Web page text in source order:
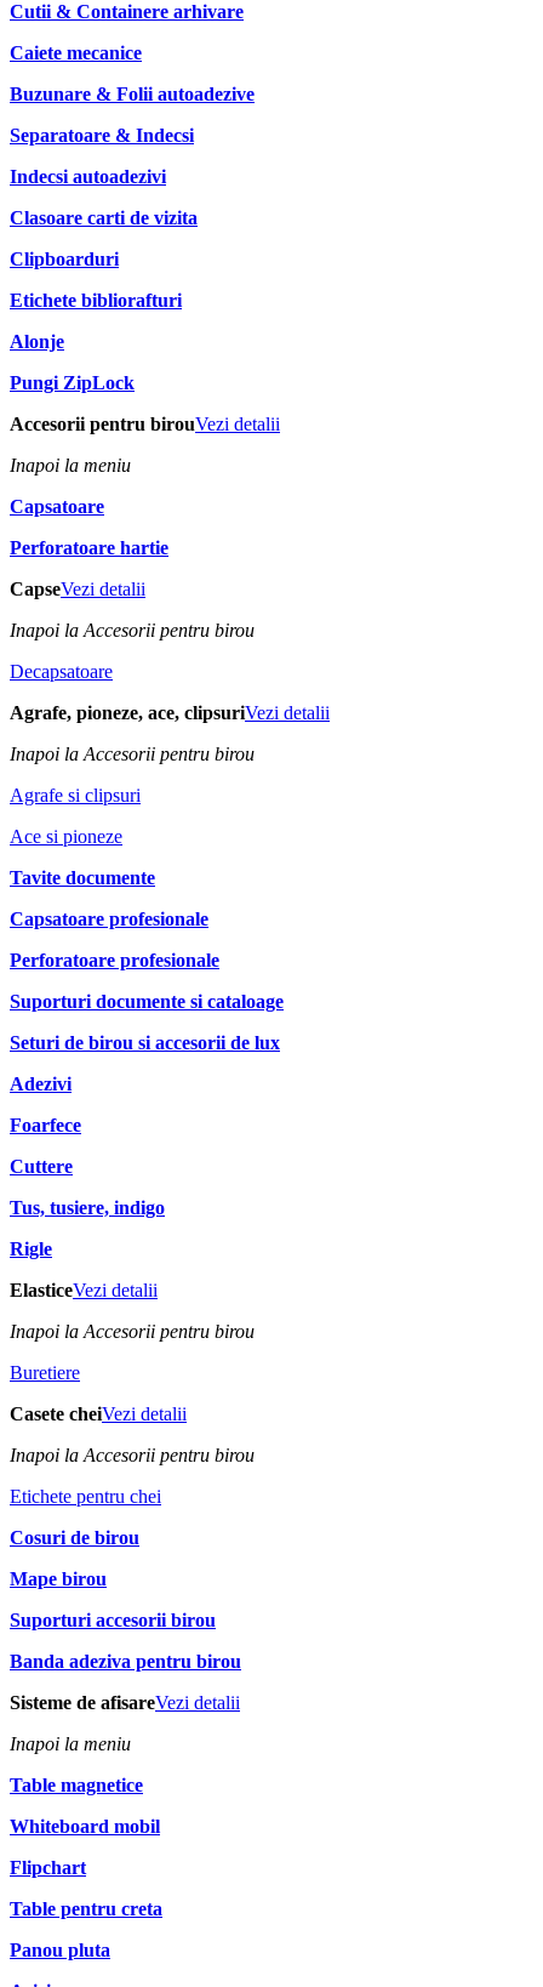
Cutii & Containere arhivare
Caiete mecanice
Buzunare & Folii autoadezive
Separatoare & Indecsi
Indecsi autoadezivi
Clasoare carti de vizita
Clipboarduri
Etichete bibliorafturi
Alonje
Pungi ZipLock
Accesorii pentru birouVezi detalii
Inapoi la meniu
Capsatoare
Perforatoare hartie
CapseVezi detalii
Inapoi la Accesorii pentru birou
Decapsatoare
Agrafe, pioneze, ace, clipsuriVezi detalii
Inapoi la Accesorii pentru birou
Agrafe si clipsuri
Ace si pioneze
Tavite documente
Capsatoare profesionale
Perforatoare profesionale
Suporturi documente si cataloage
Seturi de birou si accesorii de lux
Adezivi
Foarfece
Cuttere
Tus, tusiere, indigo
Rigle
ElasticeVezi detalii
Inapoi la Accesorii pentru birou
Buretiere
Casete cheiVezi detalii
Inapoi la Accesorii pentru birou
Etichete pentru chei
Cosuri de birou
Mape birou
Suporturi accesorii birou
Banda adeziva pentru birou
Sisteme de afisareVezi detalii
Inapoi la meniu
Table magnetice
Whiteboard mobil
Flipchart
Table pentru creta
Panou pluta